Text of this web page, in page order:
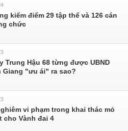
kiểm điểm 29 tập thể và 126 cán
chức
Trung Hậu 68 từng được UBND
Giang "ưu ái" ra sao?
vi phạm trong khai thác mỏ
cho Vành đai 4